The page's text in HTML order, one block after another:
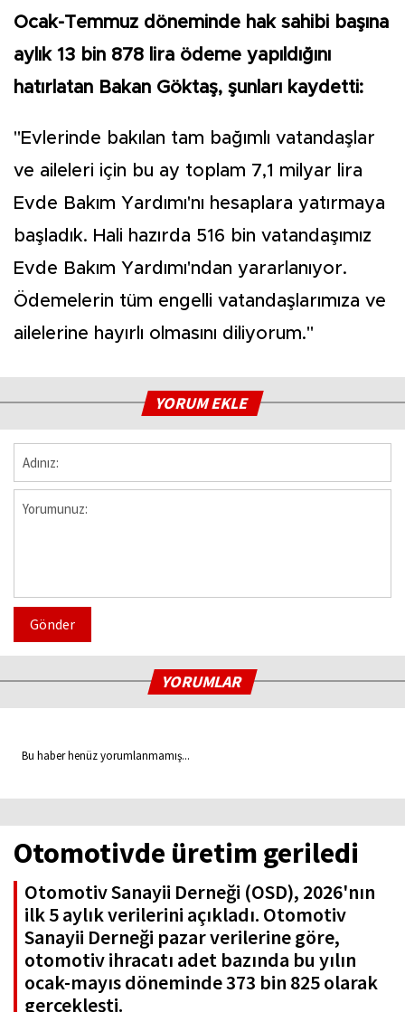
Ocak-Temmuz döneminde hak sahibi başına
aylık 13 bin 878 lira ödeme yapıldığını
hatırlatan Bakan Göktaş, şunları kaydetti:
"Evlerinde bakılan tam bağımlı vatandaşlar
ve aileleri için bu ay toplam 7,1 milyar lira
Evde Bakım Yardımı'nı hesaplara yatırmaya
başladık. Hali hazırda 516 bin vatandaşımız
Evde Bakım Yardımı'ndan yararlanıyor.
Ödemelerin tüm engelli vatandaşlarımıza ve
ailelerine hayırlı olmasını diliyorum."
YORUM EKLE
Gönder
YORUMLAR
Bu haber henüz yorumlanmamış...
Otomotivde üretim geriledi
Otomotiv Sanayii Derneği (OSD), 2026'nın
ilk 5 aylık verilerini açıkladı. Otomotiv
Sanayii Derneği pazar verilerine göre,
otomotiv ihracatı adet bazında bu yılın
ocak-mayıs döneminde 373 bin 825 olarak
gerçekleşti.